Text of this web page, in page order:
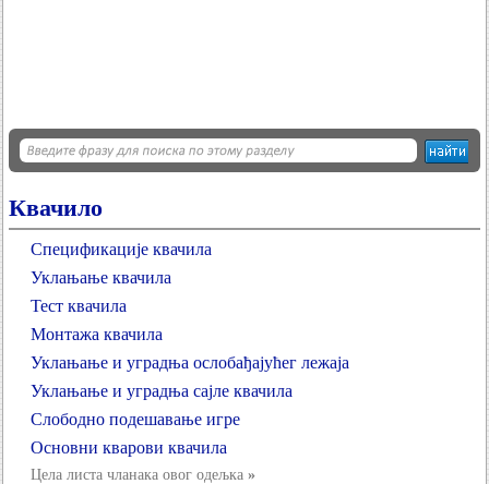
Квачило
Спецификације квачила
Уклањање квачила
Тест квачила
Монтажа квачила
Уклањање и уградња ослобађајућег лежаја
Уклањање и уградња сајле квачила
Слободно подешавање игре
Основни кварови квачила
Цела листа чланака овог одељка »